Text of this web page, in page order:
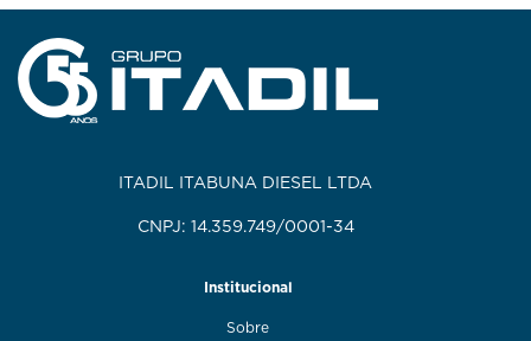
ITADIL ITABUNA DIESEL LTDA
CNPJ: 14.359.749/0001-34
Institucional
Sobre